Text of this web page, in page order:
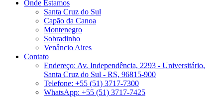
Onde Estamos
Santa Cruz do Sul
Capão da Canoa
Montenegro
Sobradinho
Venâncio Aires
Contato
Endereço: Av. Independência, 2293 - Universitário,
Santa Cruz do Sul - RS, 96815-900
Telefone: +55 (51) 3717-7300
WhatsApp: +55 (51) 3717-7425